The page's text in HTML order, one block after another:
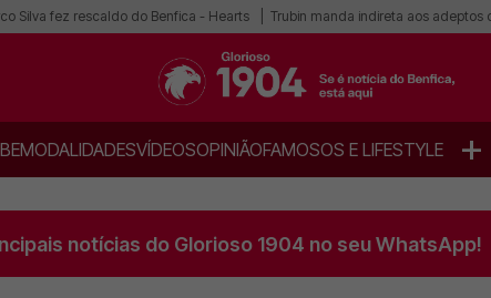
Silva fez rescaldo do Benfica - Hearts Trubin manda indireta aos adeptos
MODALIDADESVÍDEOSOPINIÃOFAMOSOS E LIFESTYLE +
notícias do Glorioso 1904 no seu WhatsApp!